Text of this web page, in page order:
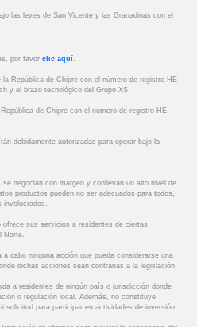
las leyes de San Vicente y las Granadinas con el
por favor clic aquí .
República de Chipre con el número de registro HE
y el brazo tecnológico del Grupo XS.
de Chipre con el número de registro HE
debidamente autorizadas para operar bajo la
se negocian con margen y conllevan un alto nivel de
productos pueden no ser adecuados para todos,
involucrados.
ofrece sus servicios a residentes de ciertas
Norte.
a cabo ninguna acción que pueda considerarse una
dichas acciones sean contrarias a la legislación
a residentes de ningún país o jurisdicción donde
o regulación local. Además, no constituye
solicitud para participar en actividades de inversión